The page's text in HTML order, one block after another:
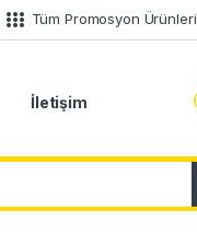
Tüm Promosyon Ürünleri
İletişim